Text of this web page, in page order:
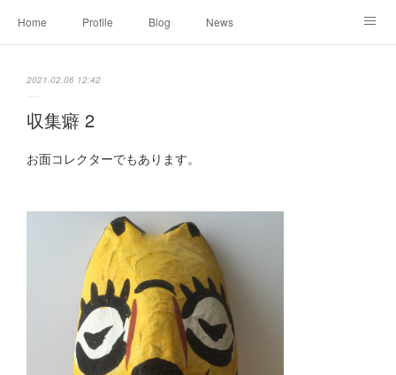
Home Profile Blog News
2021.02.06 12:42
収集癖 2
お面コレクターでもあります。